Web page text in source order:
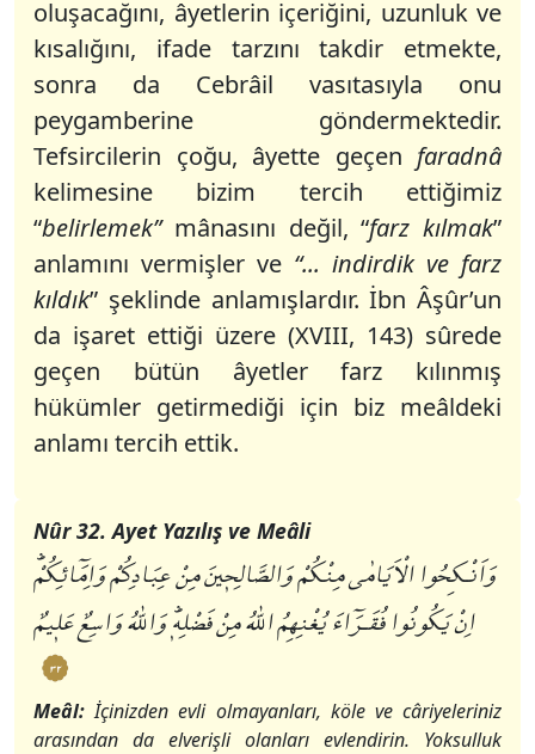
oluşacağını, âyetlerin içeriğini, uzunluk ve
kısalığını, ifade tarzını takdir etmekte,
sonra da Cebrâil vasıtasıyla onu
peygamberine göndermektedir.
Tefsircilerin çoğu, âyette geçen faradnâ
kelimesine bizim tercih ettiğimiz
“belirlemek”mânasını değil, “farz kılmak”
anlamını vermişler ve “... indirdik ve farz
kıldık” şeklinde anlamışlardır. İbn Âşûr’un
da işaret ettiği üzere (XVIII, 143) sûrede
geçen bütün âyetler farz kılınmış
hükümler getirmediği için biz meâldeki
anlamı tercih ettik.
Nûr 32. Ayet Yazılış ve Meâli
وَاَنْكِحُوا الْاَيَامٰى مِنْكُمْ وَالصَّالِحٖينَ مِنْ عِبَادِكُمْ وَاِمَٓائِكُمْؕ
اِنْ يَكُونُوا فُقَـرَٓاءَ يُغْنِهِمُ اللّٰهُ مِنْ فَضْلِهٖؕ وَاللّٰهُ وَاسِعٌ عَلٖيمٌ
٣٢
Meâl:İçinizden evli olmayanları, köle ve câriyeleriniz
arasından da elverişli olanları evlendirin. Yoksulluk